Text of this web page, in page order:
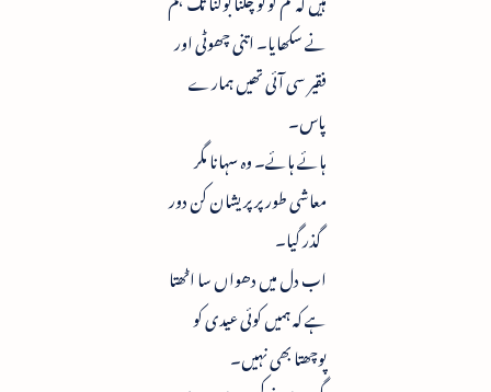
نے سکھایا۔ اتنی چھوٹی اور
فقیر سی آئی تھیں ہمارے
پاس۔
ہائے ہائے۔ وہ سہانا مگر
معاشی طور پر پریشان کن دور
گذر گیا۔
اب دل میں دھواں سا اٹھتا
ہے کہ ہمیں کوئی عیدی کو
پوچھتا بھی نہیں۔